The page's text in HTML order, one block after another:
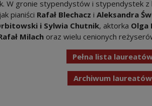
W gronie stypendystów i stypendystek z
pianiści Rafał Blechacz i Aleksandra
i Sylwia Chutnik, aktorka Olga
Milachoraz wielu cenionych
Pełna lista
Archiwum